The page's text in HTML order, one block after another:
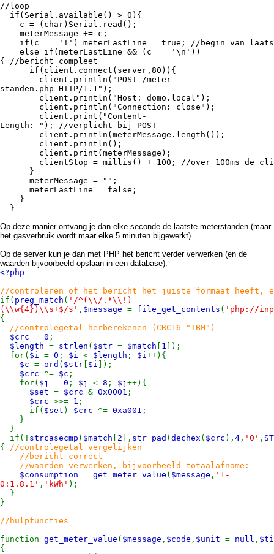
//loop
if(Serial.available() > 0){
c = (char)Serial.read();
meterMessage += c;
if(c == '!') meterLastLine = true; //begin van
else if(meterLastLine && (c == '\n'))
{ //bericht compleet
if(client.connect(server,80)){
client.println("POST /meter-
standen.php HTTP/1.1");
client.println("Host: domo.local");
client.println("Connection: close");
client.print("Content-
Length: "); //verplicht bij POST
client.println(meterMessage.length());
client.println();
client.print(meterMessage);
clientStop = millis() + 100; //over 100ms de
}
meterMessage = "";
meterLastLine = false;
}
}
Op deze manier ontvang je dan elke seconde de laatste meterstanden (maar
het gasverbruik wordt maar elke 5 minuten bijgewerkt).
Op de server kun je dan met PHP het bericht verder verwerken (en de
waarden bijvoorbeeld opslaan in een database):
<?php
//controleren of het bericht het juiste formaat heeft,
if( preg_match ( '/^(\\/.*\\!)
(\\w{4})\\s+$/s' , $message = file_get_contents ( 'php://
{
//controlegetal herberekenen (CRC16 "IBM")
$crc = 0 ;
$length = strlen ( $str = $match 1
]);
for( $i = 0 ; $i < $length ; $i ++){
$c = ord ( $str $i
]);
$crc ^= $c ;
for( $j = 0 ; $j < 8 ; $j ++){
$set = $crc & 0x0001 ;
$crc >>= 1 ;
if( $set ) $crc ^= 0xa001 ;
}
}
if(! strcasecmp ( $match 2 ], str_pad ( dechex ( $crc ), 4 , '0' ,
{
//controlegetal vergelijken
//bericht correct
//waarden verwerken, bijvoorbeeld totaalafname:
$consumption = get_meter_value ( $message , '1-
0:1.8.1' , 'kWh' );
}
}
//hulpfuncties
function get_meter_value ( $message , $code , $unit = null ,
{